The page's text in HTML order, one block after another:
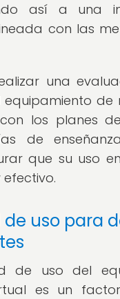
así a una
con las
una
de
los planes
de
que su uso
de uso para
de uso del
es un